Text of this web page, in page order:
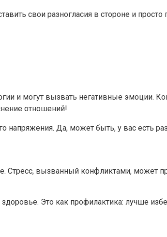
свои разногласия в стороне и
и могут вызвать негативные эмоции.
отношений!
напряжения. Да, может быть, у вас есть
Стресс, вызванный конфликтами, может
Это как профилактика: лучше